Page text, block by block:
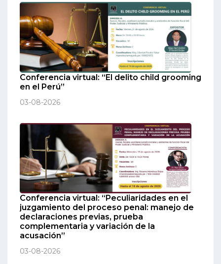
Conferencia virtual: “El delito child grooming
en el Perú”
03-08-2026
Conferencia virtual: “Peculiaridades en el
juzgamiento del proceso penal: manejo de
declaraciones previas, prueba
complementaria y variación de la
acusación”
03-08-2026